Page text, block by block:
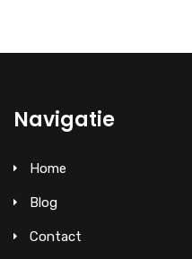
Navigatie
Home
Blog
Contact